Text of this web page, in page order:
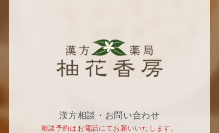
漢方相談・お問い合わせ
相談予約はお電話にてお願いいたします。